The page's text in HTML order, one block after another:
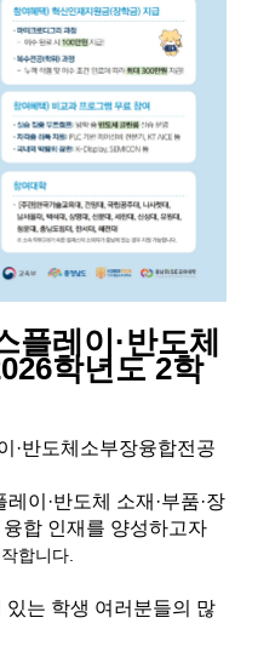
레이·반도체
학년도 2학
·반도체소부장융합전공
이·반도체 소재·부품·장
합 인재를 양성하고자
합니다.
있는 학생 여러분들의 많